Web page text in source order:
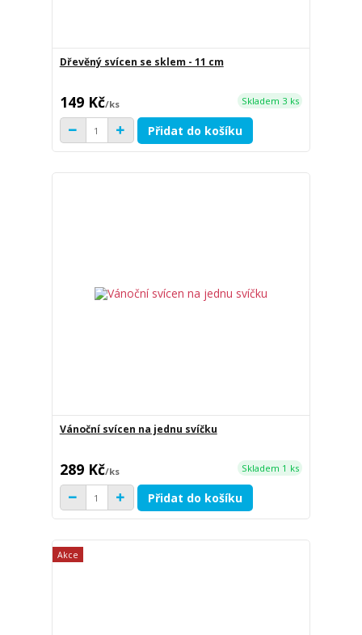
Dřevěný svícen se sklem - 11 cm
149 Kč/ks Skladem 3 ks
Přidat do košíku
Vánoční svícen na jednu svíčku
289 Kč/ks Skladem 1 ks
Přidat do košíku
Akce